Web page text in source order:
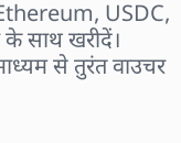
USDC,
साथ खरीदें।
से तुरंत वाउचर